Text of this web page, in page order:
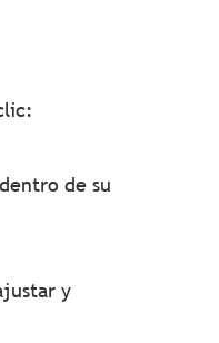
de su
y